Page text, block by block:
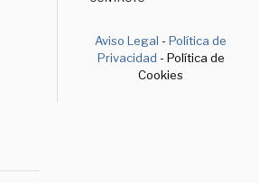
Aviso Legal -Política de
Privacidad - Política de
Cookies